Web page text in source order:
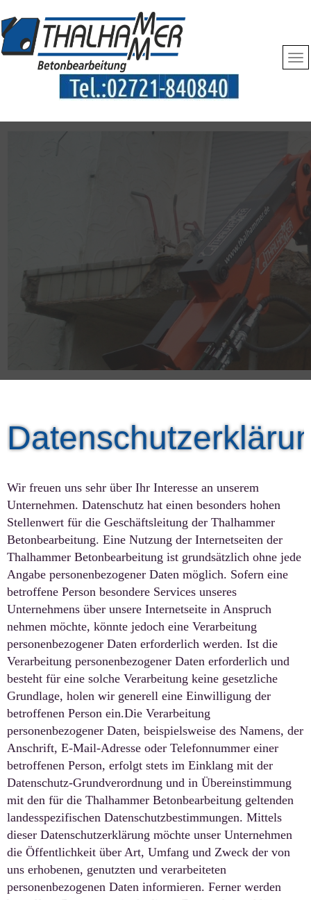
Wir freuen uns sehr über Ihr Interesse an unserem
Unternehmen. Datenschutz hat einen besonders hohen
Stellenwert für die Geschäftsleitung der Thalhammer
Betonbearbeitung. Eine Nutzung der Internetseiten der
Thalhammer Betonbearbeitung ist grundsätzlich ohne jede
Angabe personenbezogener Daten möglich. Sofern eine
betroffene Person besondere Services unseres
Unternehmens über unsere Internetseite in Anspruch
nehmen möchte, könnte jedoch eine Verarbeitung
personenbezogener Daten erforderlich werden. Ist die
Verarbeitung personenbezogener Daten erforderlich und
besteht für eine solche Verarbeitung keine gesetzliche
Grundlage, holen wir generell eine Einwilligung der
betroffenen Person ein.Die Verarbeitung
personenbezogener Daten, beispielsweise des Namens, der
Anschrift, E-Mail-Adresse oder Telefonnummer einer
betroffenen Person, erfolgt stets im Einklang mit der
Datenschutz-Grundverordnung und in Übereinstimmung
mit den für die Thalhammer Betonbearbeitung geltenden
landesspezifischen Datenschutzbestimmungen. Mittels
dieser Datenschutzerklärung möchte unser Unternehmen
die Öffentlichkeit über Art, Umfang und Zweck der von
uns erhobenen, genutzten und verarbeiteten
personenbezogenen Daten informieren. Ferner werden